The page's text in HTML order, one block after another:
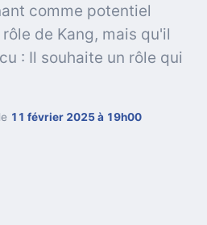
comme potentiel
de Kang, mais qu'il
: Il souhaite un rôle qui
11 février 2025 à 19h00